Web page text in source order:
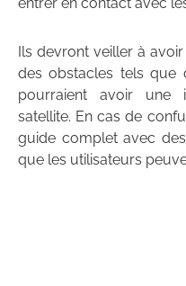
Ils devront veiller à
des obstacles tels que
pourraient avoir une
satellite. En cas de
guide complet avec
que les utilisateurs